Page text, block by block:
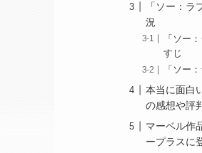
「ソー：
況
「ソー
すじ
「ソー
本当に面白
の感想や評
マーベル作
ープラスに